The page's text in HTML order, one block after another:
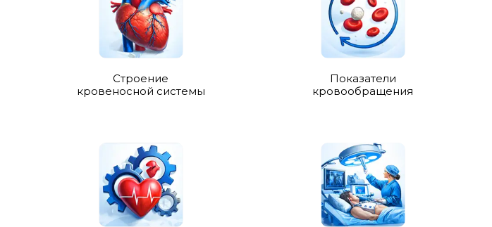
Строение
кровеносной системы
Показатели
кровообращения